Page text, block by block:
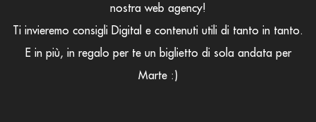
nostra web agency!
Ti invieremo consigli Digital e contenuti utili di tanto in tanto.
E in più, in regalo per te un biglietto di sola andata per
Marte :)